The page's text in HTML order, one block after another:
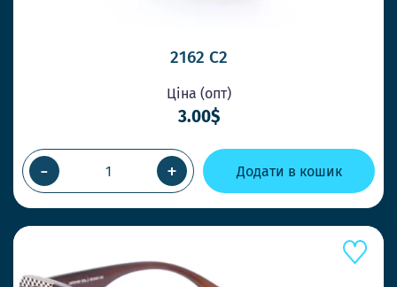
2162 C2
Ціна (опт)
3.00$
- + Додати в кошик